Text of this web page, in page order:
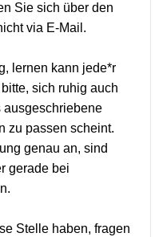
Sie sich über den
via E-Mail.
lernen kann jede*r
sich ruhig auch
ausgeschriebene
zu passen scheint.
genau an, sind
gerade bei
Stelle haben, fragen